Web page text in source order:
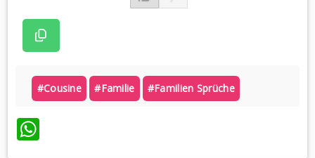
#cousine #familie #familien Sprüche
WhatsApp